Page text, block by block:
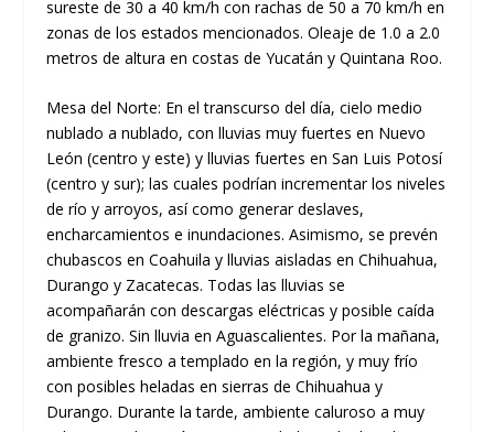
sureste de 30 a 40 km/h con rachas de 50 a 70 km/h en
zonas de los estados mencionados. Oleaje de 1.0 a 2.0
metros de altura en costas de Yucatán y Quintana Roo.
Mesa del Norte: En el transcurso del día, cielo medio
nublado a nublado, con lluvias muy fuertes en Nuevo
León (centro y este) y lluvias fuertes en San Luis Potosí
(centro y sur); las cuales podrían incrementar los niveles
de río y arroyos, así como generar deslaves,
encharcamientos e inundaciones. Asimismo, se prevén
chubascos en Coahuila y lluvias aisladas en Chihuahua,
Durango y Zacatecas. Todas las lluvias se
acompañarán con descargas eléctricas y posible caída
de granizo. Sin lluvia en Aguascalientes. Por la mañana,
ambiente fresco a templado en la región, y muy frío
con posibles heladas en sierras de Chihuahua y
Durango. Durante la tarde, ambiente caluroso a muy